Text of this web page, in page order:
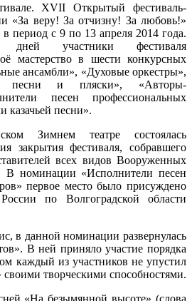
XVII Открытый фестиваль-
«За веру! За отчизну! За любовь!»
период с 9 по 13 апреля 2014 года.
участники фестиваля
мастерство в шести конкурсных
ансамбли», «Духовые оркестры»,
песни и пляски», «Авторы-
песен профессиональных
казачьей песни».
Зимнем театре состоялась
закрытия фестиваля, собравшего
всех видов Вооруженных
В номинации «Исполнители песен
первое место было присуждено
по Волгоградской области
в данной номинации развернулась
В ней приняло участие порядка
каждый из участников не упустил
своими творческими способностями.
«На безымянной высоте» (слова